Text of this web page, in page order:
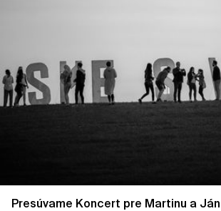
Presúvame Koncert pre Martinu a